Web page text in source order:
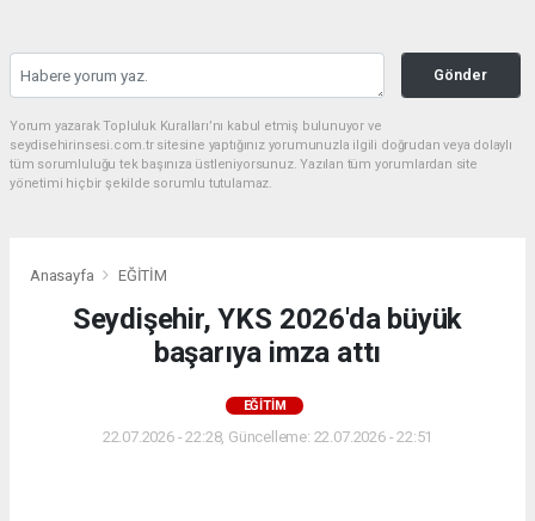
Gönder
Yorum yazarak Topluluk Kuralları’nı kabul etmiş bulunuyor ve
seydisehirinsesi.com.tr sitesine yaptığınız yorumunuzla ilgili doğrudan veya dolaylı
tüm sorumluluğu tek başınıza üstleniyorsunuz. Yazılan tüm yorumlardan site
yönetimi hiçbir şekilde sorumlu tutulamaz.
Anasayfa EĞİTİM
Seydişehir, YKS 2026'da büyük
başarıya imza attı
EĞİTİM
22.07.2026 - 22:28, Güncelleme: 22.07.2026 - 22:51